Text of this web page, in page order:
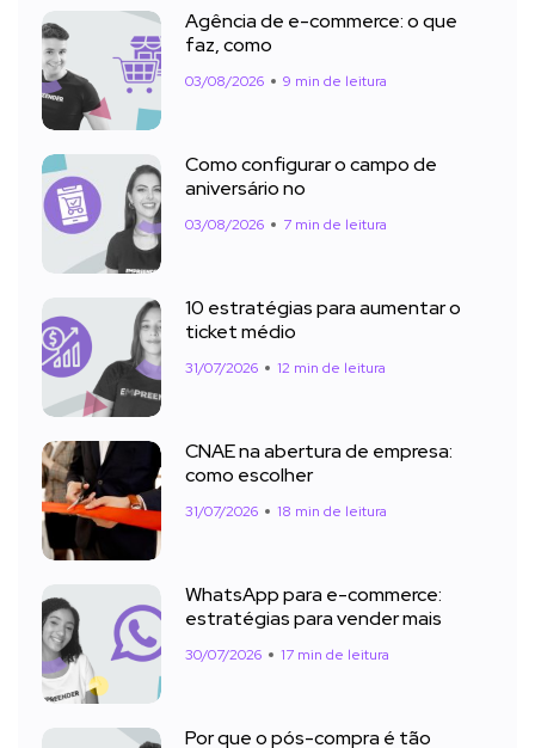
Agência de e-commerce: o que
faz, como
03/08/2026 9 min de leitura
Como configurar o campo de
aniversário no
03/08/2026 7 min de leitura
10 estratégias para aumentar o
ticket médio
31/07/2026 12 min de leitura
CNAE na abertura de empresa:
como escolher
31/07/2026 18 min de leitura
WhatsApp para e-commerce:
estratégias para vender mais
30/07/2026 17 min de leitura
Por que o pós-compra é tão